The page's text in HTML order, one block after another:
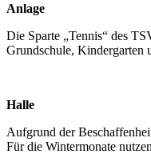
Anlage
Die Sparte „Tennis“ des
Grundschule, Kindergarten
Halle
Aufgrund der
Für die Wintermonate